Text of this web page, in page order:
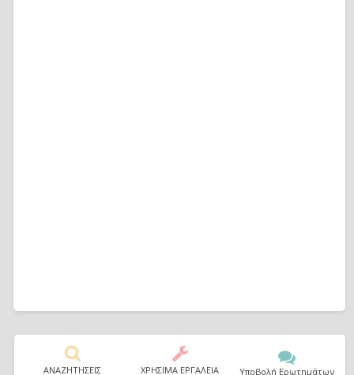
ΑΝΑΖΗΤΗΣΕΙΣ ΧΡΗΣΙΜΑ ΕΡΓΑΛΕΙΑ Υποβολή Ερωτημάτων